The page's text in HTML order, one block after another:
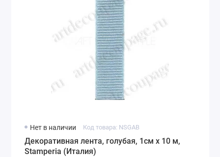
Нет в наличии Код товара: NSGAB
Декоративная лента, голубая, 1см х 10 м,
Stamperia (Италия)